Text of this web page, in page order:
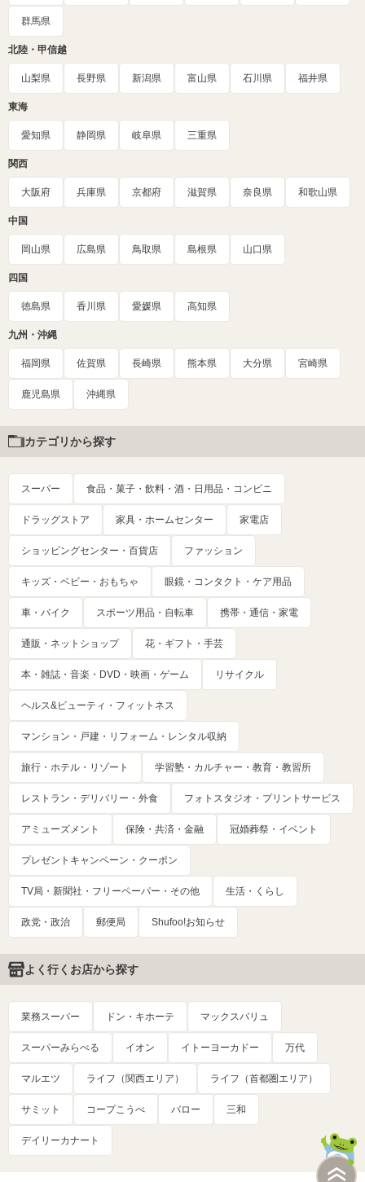
群馬県
北陸・甲信越
山梨県 長野県 新潟県 富山県 石川県 福井県
東海
愛知県 静岡県 岐阜県 三重県
関西
大阪府 兵庫県 京都府 滋賀県 奈良県 和歌山県
中国
岡山県 広島県 鳥取県 島根県 山口県
四国
徳島県 香川県 愛媛県 高知県
九州・沖縄
福岡県 佐賀県 長崎県 熊本県 大分県 宮崎県
鹿児島県 沖縄県
カテゴリから探す
スーパー 食品・菓子・飲料・酒・日用品・コンビニ
ドラッグストア 家具・ホームセンター 家電店
ショッピングセンター・百貨店 ファッション
キッズ・ベビー・おもちゃ 眼鏡・コンタクト・ケア用品
車・バイク スポーツ用品・自転車 携帯・通信・家電
通販・ネットショップ 花・ギフト・手芸
本・雑誌・音楽・DVD・映画・ゲーム リサイクル
ヘルス&ビューティ・フィットネス
マンション・戸建・リフォーム・レンタル収納
旅行・ホテル・リゾート 学習塾・カルチャー・教育・教習所
レストラン・デリバリー・外食 フォトスタジオ・プリントサービス
アミューズメント 保険・共済・金融 冠婚葬祭・イベント
プレゼントキャンペーン・クーポン
TV局・新聞社・フリーペーパー・その他 生活・くらし
政党・政治 郵便局 Shufoo!お知らせ
よく行くお店から探す
業務スーパー ドン・キホーテ マックスバリュ
スーパーみらべる イオン イトーヨーカドー 万代
マルエツ ライフ（関西エリア） ライフ（首都圏エリア）
サミット コープこうべ バロー 三和
デイリーカナート